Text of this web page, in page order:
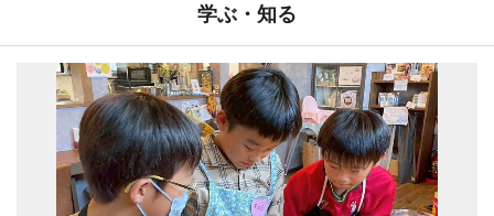
学ぶ・知る